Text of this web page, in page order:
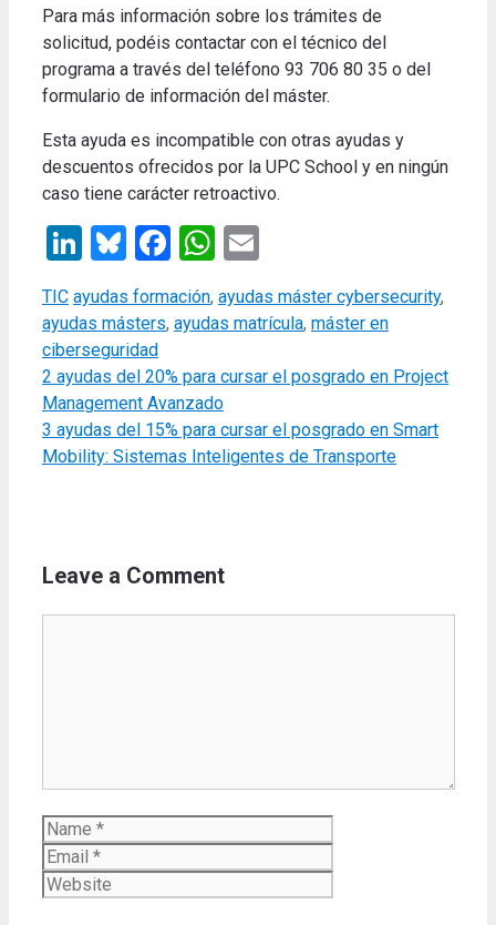
Para más información sobre los trámites de
solicitud, podéis contactar con el técnico del
programa a través del teléfono 93 706 80 35 o del
formulario de información del máster.
Esta ayuda es incompatible con otras ayudas y
descuentos ofrecidos por la UPC School y en ningún
caso tiene carácter retroactivo.
LinkedIn
Bluesky
Facebook
WhatsApp
Categories
TIC Tags
ayudas formación, ayudas máster cybersecurity,
ayudas másters, ayudas matrícula, máster en
ciberseguridad
2 ayudas del 20% para cursar el posgrado en Project
Management Avanzado
3 ayudas del 15% para cursar el posgrado en Smart
Mobility: Sistemas Inteligentes de Transporte
Leave a Comment
Name